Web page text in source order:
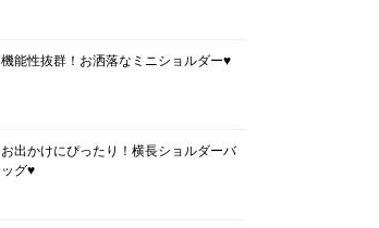
機能性抜群！お洒落なミニショルダー♥
お出かけにぴったり！横長ショルダーバ
ッグ♥